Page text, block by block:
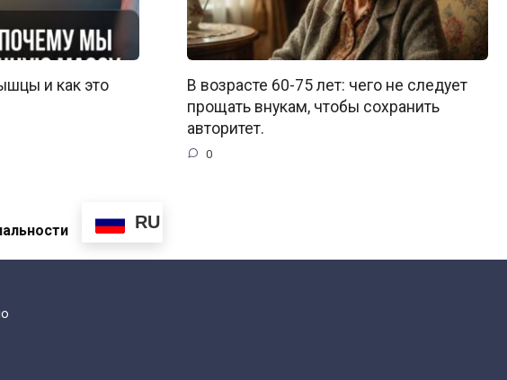
и как это
В возрасте 60-75 лет: чего не следует
прощать внукам, чтобы сохранить
авторитет.
0
RU